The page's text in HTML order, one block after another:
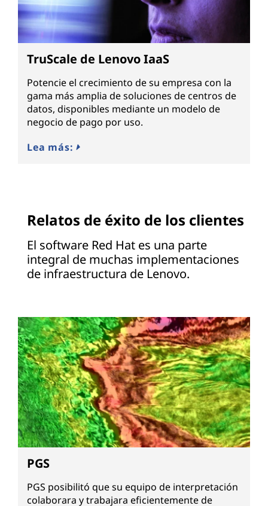
TruScale de Lenovo IaaS
Potencie el crecimiento de su empresa con la
gama más amplia de soluciones de centros de
datos, disponibles mediante un modelo de
negocio de pago por uso.
Lea más:
Relatos de éxito de los clientes
El software Red Hat es una parte
integral de muchas implementaciones
de infraestructura de Lenovo.
PGS
PGS posibilitó que su equipo de interpretación
colaborara y trabajara eficientemente de